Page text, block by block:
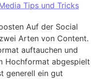
Tips und Tricks
Auf der Social
Arten von Content.
auftauchen und
Hochformat abgespielt
generell ein gut